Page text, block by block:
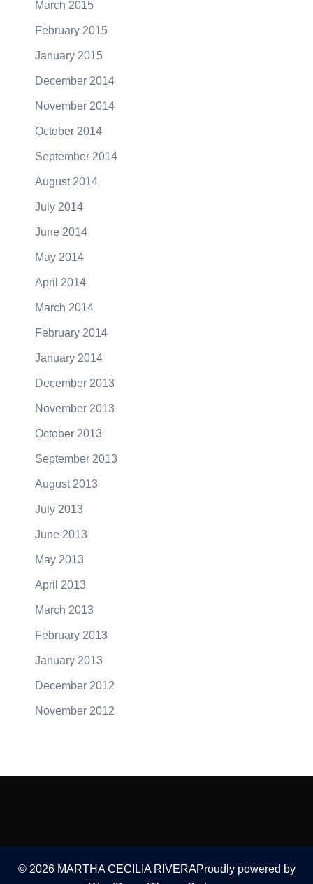
March 2015
February 2015
January 2015
December 2014
November 2014
October 2014
September 2014
August 2014
July 2014
June 2014
May 2014
April 2014
March 2014
February 2014
January 2014
December 2013
November 2013
October 2013
September 2013
August 2013
July 2013
June 2013
May 2013
April 2013
March 2013
February 2013
January 2013
December 2012
November 2012
© 2026 MARTHA CECILIA RIVERAProudly powered by